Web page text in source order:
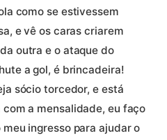
como se estivessem
e vê os caras criarem
outra e o ataque do
a gol, é brincadeira!
sócio torcedor, e está
a mensalidade, eu faço
ingresso para ajudar o